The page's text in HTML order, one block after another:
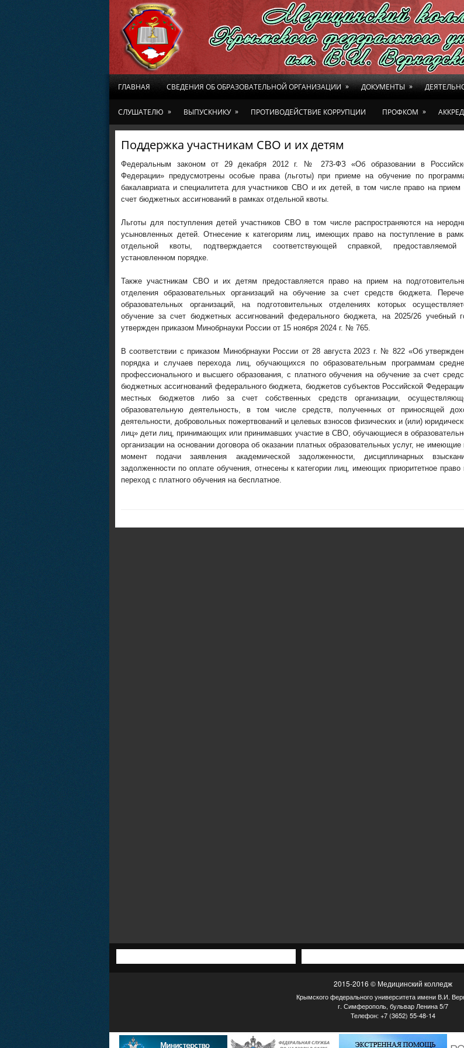
ГЛАВНАЯ СВЕДЕНИЯ ОБ ОБРАЗОВАТЕЛЬНОЙ ОРГАНИЗАЦИИ » ДОКУМЕНТЫ »
СЛУШАТЕЛЮ » ВЫПУСКНИКУ » ПРОТИВОДЕЙСТВИЕ КОРРУПЦИИ ПРОФКОМ »
Поддержка участникам СВО и их детям
Федеральным законом от 29 декабря 2012 г. № 273-ФЗ «Об образовании в
Федерации» предусмотрены особые права (льготы) при приеме на обучение по
бакалавриата и специалитета для участников СВО и их детей, в том числе право на прием
счет бюджетных ассигнований в рамках отдельной квоты.
Льготы для поступления детей участников СВО в том числе распространяются на
усыновленных детей. Отнесение к категориям лиц, имеющих право на поступление в
отдельной квоты, подтверждается соответствующей справкой,
установленном порядке.
Также участникам СВО и их детям предоставляется право на прием на
отделения образовательных организаций на обучение за счет средств бюджета.
образовательных организаций, на подготовительных отделениях которых
обучение за счет бюджетных ассигнований федерального бюджета, на 2025/26 учебный
утвержден приказом Минобрнауки России от 15 ноября 2024 г. № 765.
В соответствии с приказом Минобрнауки России от 28 августа 2023 г. № 822 «Об
порядка и случаев перехода лиц, обучающихся по образовательным программам
профессионального и высшего образования, с платного обучения на обучение за счет
бюджетных ассигнований федерального бюджета, бюджетов субъектов Российской
местных бюджетов либо за счет собственных средств организации,
образовательную деятельность, в том числе средств, полученных от приносящей
деятельности, добровольных пожертвований и целевых взносов физических и (или)
лиц» дети лиц, принимающих или принимавших участие в СВО, обучающиеся в
организации на основании договора об оказании платных образовательных услуг, не имеющие
момент подачи заявления академической задолженности, дисциплинарных
задолженности по оплате обучения, отнесены к категории лиц, имеющих приоритетное право
переход с платного обучения на бесплатное.
2015-2016 © Медицинский колледж
Крымского федерального университета имени В.И.
г. Симферополь, бульвар Ленина 5/7
Телефон: +7 (3652) 55-48-14